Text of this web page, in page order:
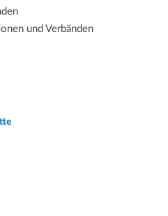
und Verbänden